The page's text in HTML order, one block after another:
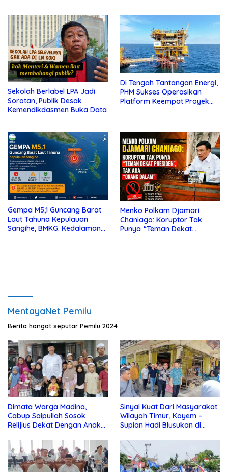
Sekolah Berlabel LPA Jadi
Sorotan, Publik Desak
Kemendikdasmen Buka Data
Di Tengah Tantangan Energi,
PHM Sukses Operasikan
Platform Keempat Proyek
Gempa M5,1 Guncang Barat
Laut Tahuna Kepulauan
Sangihe, BMKG: Kedalaman
Menko Polkam Djamari
Chaniago: Koruptor Tak
Punya “Teman Dekat
MentayaNet Pemilu
Berita hangat seputar Pemilu 2024
Dimata Warga Madina,
Cabup Saipullah Sosok
Relijius Dekat Dengan Anak
Sinyal Kuat Dari Masyarakat
Wilayah Timur, Koyem –
Supian Hadi Blusukan di